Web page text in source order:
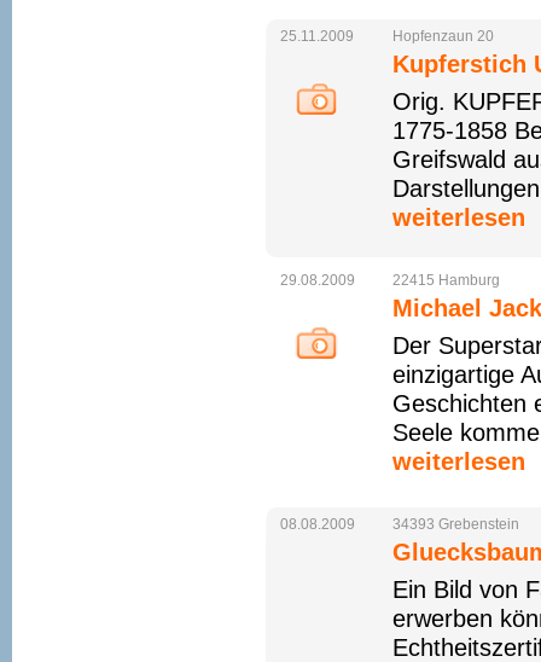
25.11.2009 Hopfenzaun 20
Kupferstich
Orig.
1775-1858
Greifswald
weiterlesen
29.08.2009 22415 Hamburg
Michael
Der
einzigartige
Geschichten
Seele
weiterlesen
08.08.2009 34393 Grebenstein
Ein Bild von
erwerben